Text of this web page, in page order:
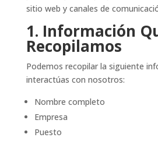
sitio web y canales de
1. Información
Recopilamos
Podemos recopilar la siguiente
interactúas con nosotros:
Nombre completo
Empresa
Puesto